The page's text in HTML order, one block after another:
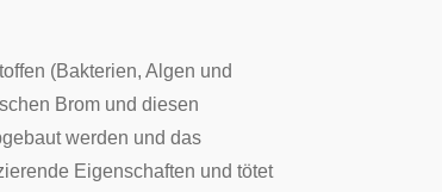
(Bakterien, Algen und
Brom und diesen
werden und das
Eigenschaften und tötet